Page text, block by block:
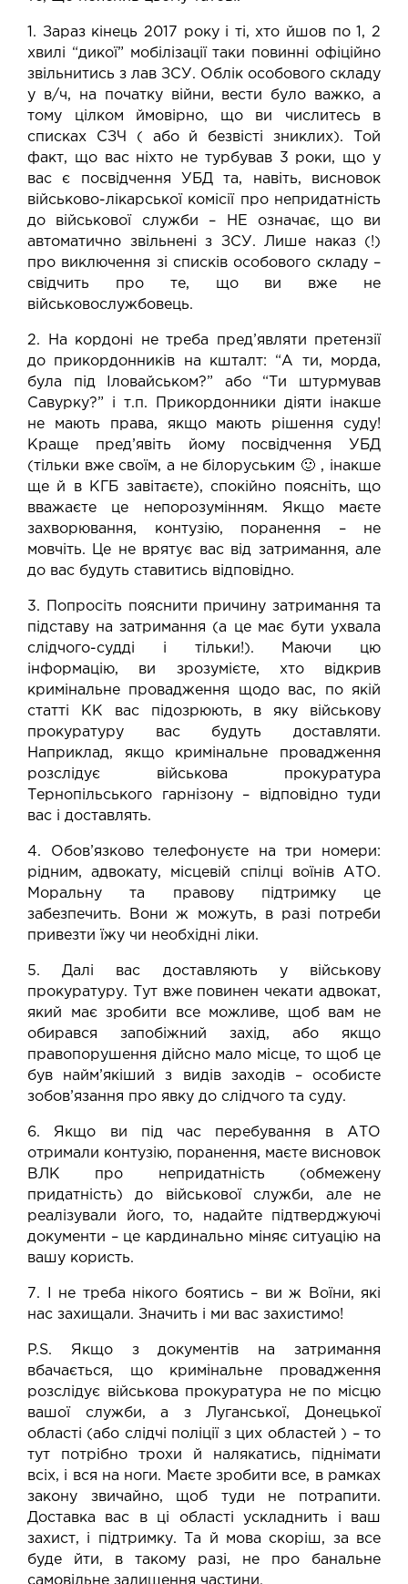
1. Зараз кінець 2017 року і ті, хто йшов по 1, 2
хвилі “дикої” мобілізації таки повинні офіційно
звільнитись з лав ЗСУ. Облік особового складу
у в/ч, на початку війни, вести було важко, а
тому цілком ймовірно, що ви числитесь в
списках СЗЧ ( або й безвісті зниклих). Той
факт, що вас ніхто не турбував 3 роки, що у
вас є посвідчення УБД та, навіть, висновок
військово-лікарської комісії про непридатність
до військової служби – НЕ означає, що ви
автоматично звільнені з ЗСУ. Лише наказ (!)
про виключення зі списків особового складу –
свідчить про те, що ви вже не
військовослужбовець.
2. На кордоні не треба пред’являти претензії
до прикордонників на кшталт: “А ти, морда,
була під Іловайськом?” або “Ти штурмував
Савурку?” і т.п. Прикордонники діяти інакше
не мають права, якщо мають рішення суду!
Краще пред’явіть йому посвідчення УБД
(тільки вже своїм, а не білоруським 🙂 , інакше
ще й в КГБ завітаєте), спокійно поясніть, що
вважаєте це непорозумінням. Якщо маєте
захворювання, контузію, поранення – не
мовчіть. Це не врятує вас від затримання, але
до вас будуть ставитись відповідно.
3. Попросіть пояснити причину затримання та
підставу на затримання (а це має бути ухвала
слідчого-судді і тільки!). Маючи цю
інформацію, ви зрозумієте, хто відкрив
кримінальне провадження щодо вас, по якій
статті КК вас підозрюють, в яку військову
прокуратуру вас будуть доставляти.
Наприклад, якщо кримінальне провадження
розслідує військова прокуратура
Тернопільського гарнізону – відповідно туди
вас і доставлять.
4. Обов’язково телефонуєте на три номери:
рідним, адвокату, місцевій спілці воїнів АТО.
Моральну та правову підтримку це
забезпечить. Вони ж можуть, в разі потреби
привезти їжу чи необхідні ліки.
5. Далі вас доставляють у військову
прокуратуру. Тут вже повинен чекати адвокат,
який має зробити все можливе, щоб вам не
обирався запобіжний захід, або якщо
правопорушення дійсно мало місце, то щоб це
був найм’якіший з видів заходів – особисте
зобов’язання про явку до слідчого та суду.
6. Якщо ви під час перебування в АТО
отримали контузію, поранення, маєте висновок
ВЛК про непридатність (обмежену
придатність) до військової служби, але не
реалізували його, то, надайте підтверджуючі
документи – це кардинально міняє ситуацію на
вашу користь.
7. І не треба нікого боятись – ви ж Воїни, які
нас захищали. Значить і ми вас захистимо!
P.S. Якщо з документів на затримання
вбачається, що кримінальне провадження
розслідує військова прокуратура не по місцю
вашої служби, а з Луганської, Донецької
області (або слідчі поліції з цих областей ) – то
тут потрібно трохи й налякатись, піднімати
всіх, і вся на ноги. Маєте зробити все, в рамках
закону звичайно, щоб туди не потрапити.
Доставка вас в ці області ускладнить і ваш
захист, і підтримку. Та й мова скоріш, за все
буде йти, в такому разі, не про банальне
самовільне залишення частини.